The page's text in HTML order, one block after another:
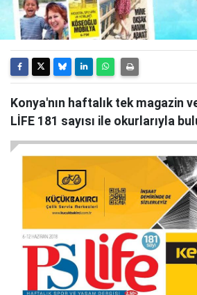
Konya'nın haftalık tek magazin
LİFE 181 sayısı ile okurlarıyla